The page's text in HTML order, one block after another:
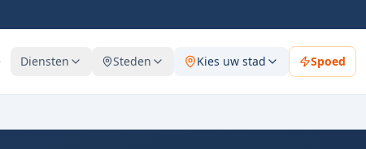
Diensten Steden Kies uw stad Spoed